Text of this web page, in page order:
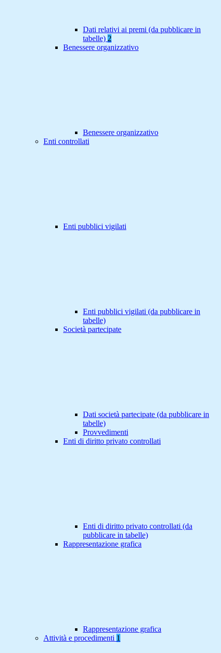
Dati relativi ai premi (da pubblicare in
tabelle) 2
Benessere organizzativo
Benessere organizzativo
Enti controllati
Enti pubblici vigilati
Enti pubblici vigilati (da pubblicare in
tabelle)
Società partecipate
Dati società partecipate (da pubblicare in
tabelle)
Provvedimenti
Enti di diritto privato controllati
Enti di diritto privato controllati (da
pubblicare in tabelle)
Rappresentazione grafica
Rappresentazione grafica
Attività e procedimenti 1